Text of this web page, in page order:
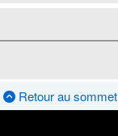
Retour au sommet